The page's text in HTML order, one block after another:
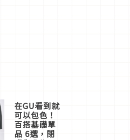
在GU看到就
可以包色！
百搭基礎單
品 6選，閉